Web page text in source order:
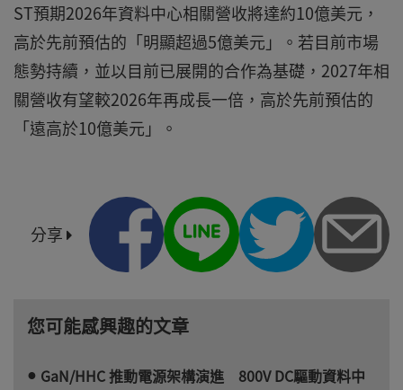
ST預期2026年資料中心相關營收將達約10億美元，
高於先前預估的「明顯超過5億美元」。若目前市場
態勢持續，並以目前已展開的合作為基礎，2027年相
關營收有望較2026年再成長一倍，高於先前預估的
「遠高於10億美元」。
分享
您可能感興趣的文章
GaN/HHC 推動電源架構演進 800V DC驅動資料中